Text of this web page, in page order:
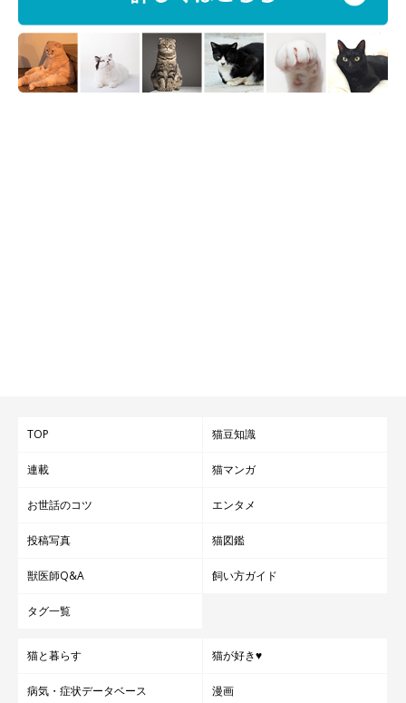
TOP 猫豆知識
連載 猫マンガ
お世話のコツ エンタメ
投稿写真 猫図鑑
獣医師Q&A 飼い方ガイド
タグ一覧
猫と暮らす 猫が好き♥
病気・症状データベース 漫画